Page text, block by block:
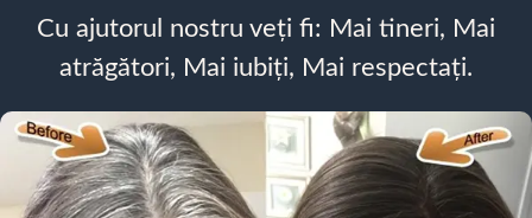
Cu ajutorul nostru veți fi: Mai tineri, Mai
atrăgători, Mai iubiți, Mai respectați.